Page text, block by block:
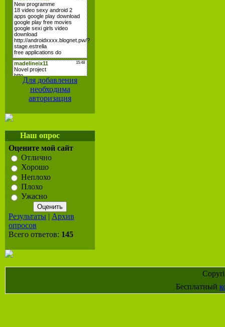
Для добавления
необходима
авторизация
Наш опрос
Оцените мой сайт
Отлично
Хорошо
Неплохо
Плохо
Ужасно
Результаты | Архив
опросов
Всего ответов: 145
Бесплатный